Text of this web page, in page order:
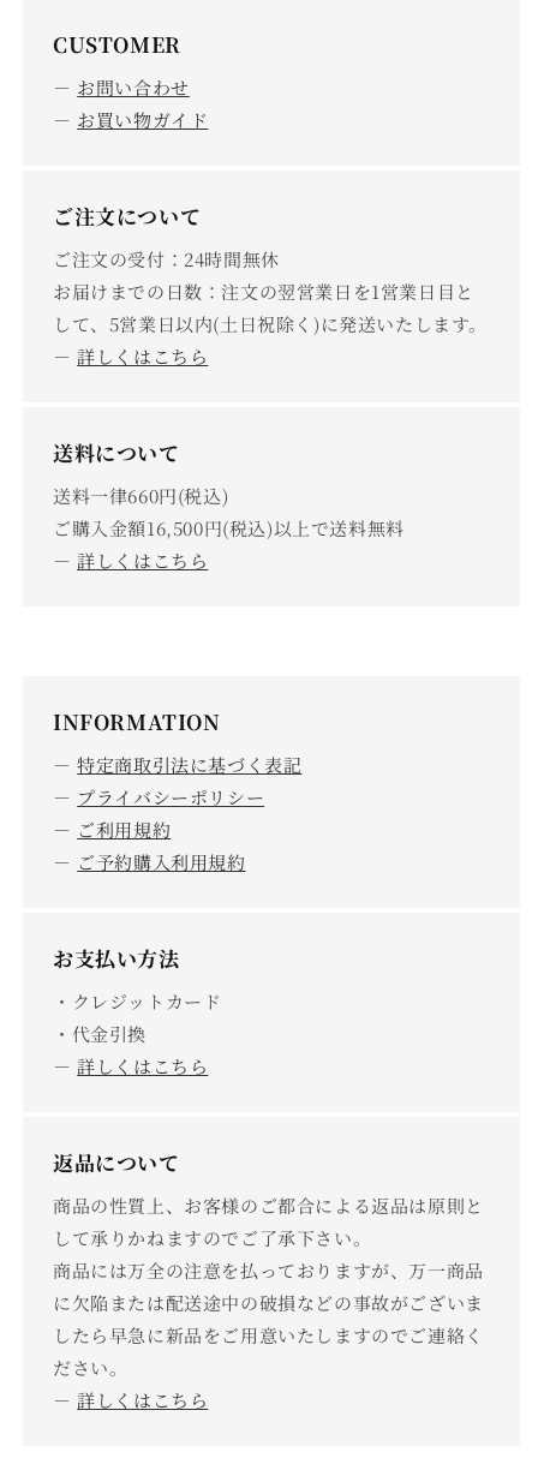
CUSTOMER
－ お問い合わせ
－ お買い物ガイド
ご注文について
ご注文の受付：24時間無休
お届けまでの日数：注文の翌営業日を1営業日目と
して、5営業日以内(土日祝除く)に発送いたします。
－詳しくはこちら
送料について
送料一律660円(税込)
ご購入金額16,500円(税込)以上で送料無料
－詳しくはこちら
INFORMATION
－特定商取引法に基づく表記
－ プライバシーポリシー
－ ご利用規約
－ ご予約購入利用規約
お支払い方法
・クレジットカード
・代金引換
－詳しくはこちら
返品について
商品の性質上、お客様のご都合による返品は原則と
して承りかねますのでご了承下さい。
商品には万全の注意を払っておりますが、万一商品
に欠陥または配送途中の破損などの事故がございま
したら早急に新品をご用意いたしますのでご連絡く
ださい。
－詳しくはこちら